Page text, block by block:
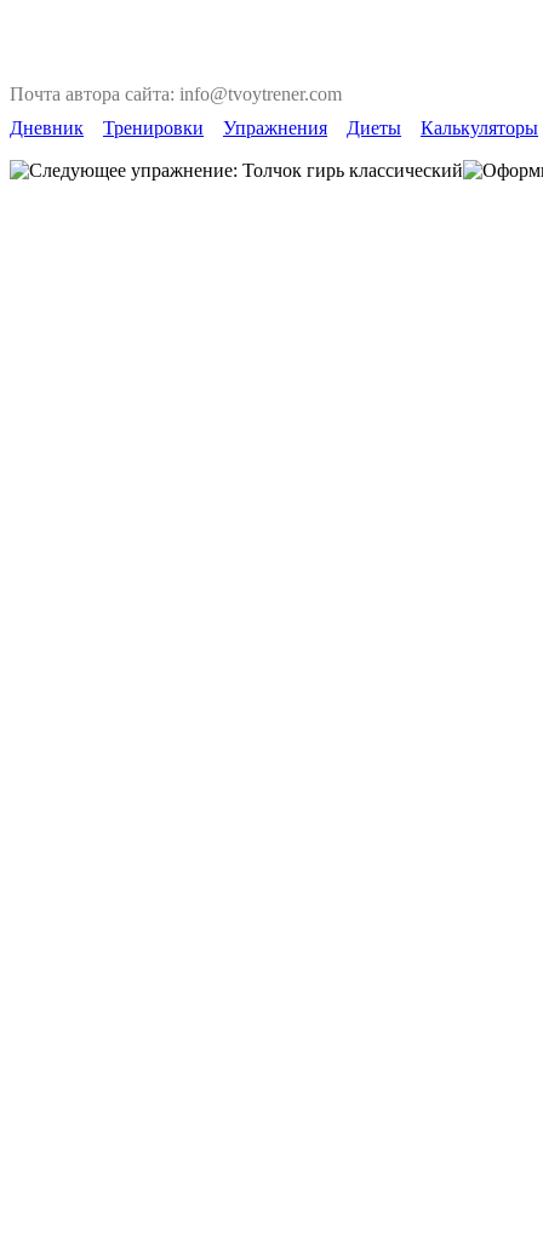
Почта автора сайта: info@tvoytrener.com
Дневник
Тренировки Упражнения Диеты Калькуляторы